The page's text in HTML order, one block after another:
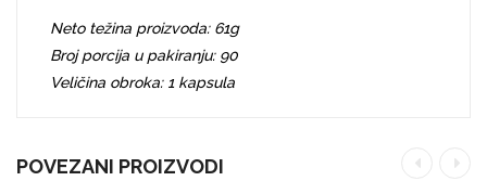
Neto težina proizvoda: 61g
Broj porcija u pakiranju: 90
Veličina obroka: 1 kapsula
POVEZANI PROIZVODI